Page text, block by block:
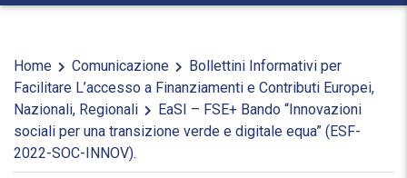
Home Comunicazione
Bollettini Informativi per
Facilitare L’accesso a Finanziamenti e Contributi Europei,
Nazionali, Regionali
EaSI – FSE+ Bando “Innovazioni
sociali per una transizione verde e digitale equa” (ESF-
2022-SOC-INNOV).